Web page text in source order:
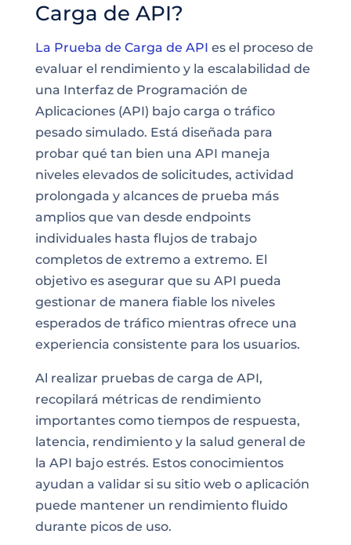
Carga de API?
La Prueba de Carga de API es el proceso de
evaluar el rendimiento y la escalabilidad de
una Interfaz de Programación de
Aplicaciones (API) bajo carga o tráfico
pesado simulado. Está diseñada para
probar qué tan bien una API maneja
niveles elevados de solicitudes, actividad
prolongada y alcances de prueba más
amplios que van desde endpoints
individuales hasta flujos de trabajo
completos de extremo a extremo. El
objetivo es asegurar que su API pueda
gestionar de manera fiable los niveles
esperados de tráfico mientras ofrece una
experiencia consistente para los usuarios.
Al realizar pruebas de carga de API,
recopilará métricas de rendimiento
importantes como tiempos de respuesta,
latencia, rendimiento y la salud general de
la API bajo estrés. Estos conocimientos
ayudan a validar si su sitio web o aplicación
puede mantener un rendimiento fluido
durante picos de uso.